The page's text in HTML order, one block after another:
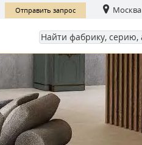
Отправить запрос Москва